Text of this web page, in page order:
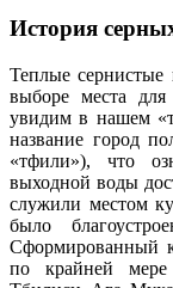
История
Теплые
выборе места
увидим в нашем
название город
«тфили»), что
выходной воды
служили местом
было
Сформированный
по крайней мере